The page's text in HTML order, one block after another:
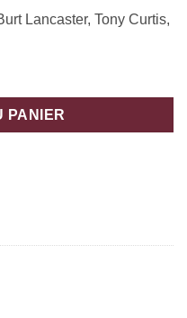
Lancaster, Tony Curtis,
PANIER